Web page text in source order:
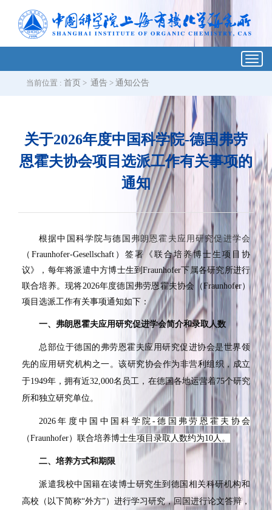
当前位置 : 首页 > 通告 > 通知公告
关于2026年度中国科学院-德国弗劳
恩霍夫协会项目选派工作有关事项的
通知
根据中国科学院与德国 弗朗恩霍夫应用研究促进学会
（ Fraunhofer-Gesellschaft）签署《联合培养博士生项目协
议》，每年将派遣中方博士生到Fraunhofer下属各研究所进行
联合培养。现将2026年度德国弗劳恩霍夫协会（Fraunhofer）
项目选派工作有关事项通知如下：
一、弗朗恩霍夫应用研究促进学会简介和录取人数
总部位于德国的弗劳恩霍夫应用研究促进协会是世界领
先的应用研究机构之一。该研究协会作为非营利组织，成立
于1949年，拥有近32,000名员工，在德国各地运营着75个研究
所和独立研究单位。
2026年度中国中国科学院-德国弗劳恩霍夫协会
（Fraunhofer）联合培养博士生项目录取人数约为10人。
二、培养方式和期限
派遣我校中国籍在读博士研究生到德国相关科研机构和
高校（以下简称“外方”）进行学习研究，回国进行论文答辩，